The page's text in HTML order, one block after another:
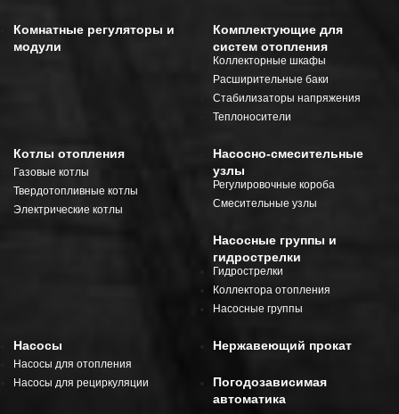
Комнатные регуляторы и
модули
Комплектующие для
систем отопления
Коллекторные шкафы
Расширительные баки
Стабилизаторы напряжения
Теплоносители
Котлы отопления
Газовые котлы
Твердотопливные котлы
Электрические котлы
Насосно-смесительные
узлы
Регулировочные короба
Смесительные узлы
Насосные группы и
гидрострелки
Гидрострелки
Коллектора отопления
Насосные группы
Насосы
Насосы для отопления
Насосы для рециркуляции
Нержавеющий прокат
Погодозависимая
автоматика